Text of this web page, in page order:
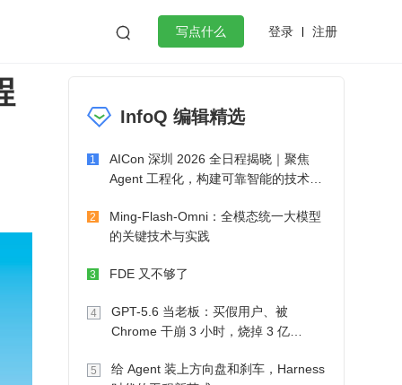
 写点什么 登录 注册
作
微服务架构 flutter
InfoQ 编辑精选
1
AICon 深圳 2026 全日程揭晓｜聚焦
Agent 工程化，构建可靠智能的技术路
2
Ming-Flash-Omni：全模态统一大模型
的关键技术与实践
3 FDE 又不够了
4
GPT-5.6 当老板：买假用户、被
Chrome 干崩 3 小时，烧掉 3 亿
5
给 Agent 装上方向盘和刹车，Harness